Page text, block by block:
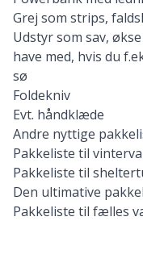
Grej som strips,
Udstyr som sav,
have med, hvis du
sø
Foldekniv
Evt. håndklæde
Andre nyttige
Pakkeliste til
Pakkeliste til
Den ultimative
Pakkeliste til fælles